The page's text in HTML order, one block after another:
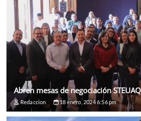
Abren mesas de negociación
Redaccion 18 enero, 2024 6:56 pm